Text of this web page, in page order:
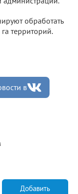
обработать
территорий.
в
Добавить